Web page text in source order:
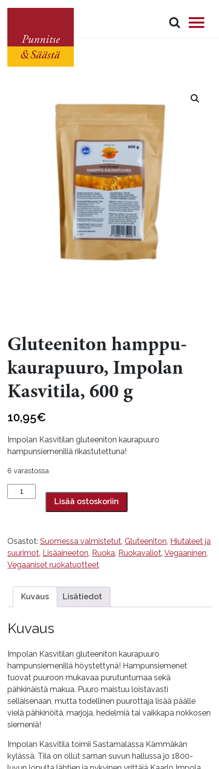
Gluteeniton hamppu-
kaurapuuro, Impolan
Kasvitila, 600 g
10,95€
Impolan Kasvitilan gluteeniton kaurapuuro
hampunsiemenillä rikastutettuna!
6 varastossa
Gluteeniton
hamppu-
kaurapuuro,
Kasvitila,
g
määrä
Lisää ostoskoriin
Osastot: Suomessa valmistetut Gluteeniton Hiutaleet ja
suurimot Lisäaineeton Ruoka Ruokavaliot Vegaaninen
Vegaaniset ruokatuotteet
Kuvaus Lisätiedot
Kuvaus
Impolan Kasvitilan gluteeniton kaurapuuro
hampunsiemenillä höystettynä! Hampunsiemenet
tuovat puuroon mukavaa purutuntumaa sekä
pähkinäistä makua. Puuro maistuu loistavasti
sellaisenaan, mutta todellinen puurottaja lisää päälle
vielä pähkinöitä, marjoja, hedelmiä tai vaikkapa nokkosen
siemeniä!
Impolan Kasvitila toimii Sastamalassa Kämmäkän
kylässä. Tila on ollut saman suvun hallussa jo 1800-